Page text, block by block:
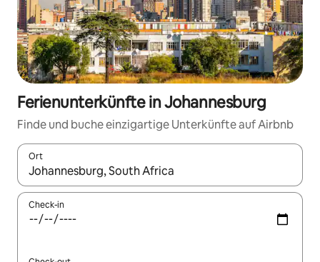
Ferienunterkünfte in Johannesburg
Finde und buche einzigartige Unterkünfte auf Airbnb
Ort
Wenn Ergebnisse verfügbar sind, navigiere mit den
Check-in